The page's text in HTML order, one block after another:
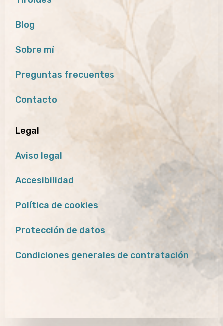
Blog
Sobre mí
Preguntas frecuentes
Contacto
Legal
Aviso legal
Accesibilidad
Política de cookies
Protección de datos
Condiciones generales de contratación